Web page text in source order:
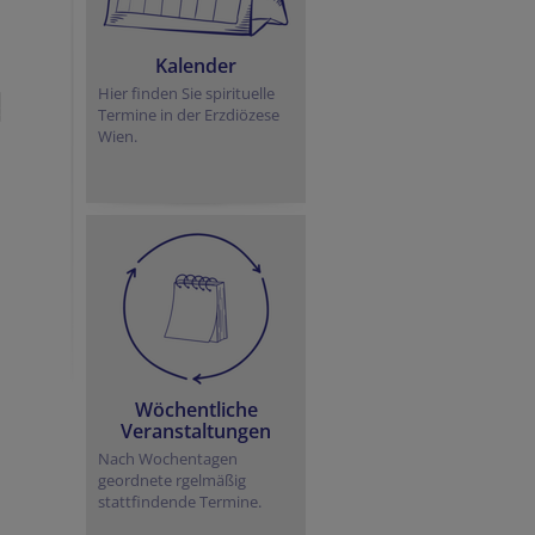
Kalender
Hier finden Sie spirituelle
Termine in der Erzdiözese
Wien.
Wöchentliche
Veranstaltungen
Nach Wochentagen
geordnete rgelmäßig
stattfindende Termine.